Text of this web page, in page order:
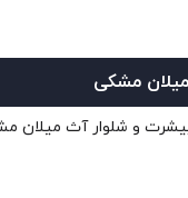
مشکی
و شلوار آث میلان